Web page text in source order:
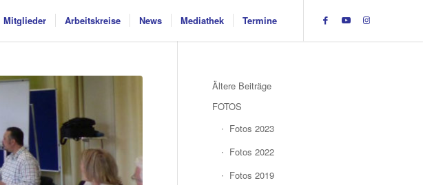
Mitglieder Arbeitskreise News Mediathek Termine
Ältere Beiträge
FOTOS
Fotos 2023
Fotos 2022
Fotos 2019